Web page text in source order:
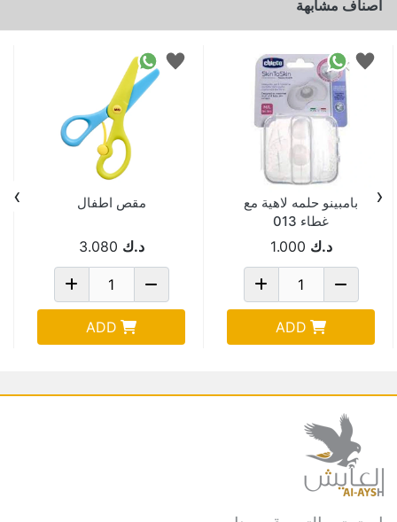
اصناف مشابهة
بامبينو حلمه لاهية مع
غطاء 013
د.ك 1.000
ADD
مقص اطفال
د.ك 3.080
ADD
‹
›